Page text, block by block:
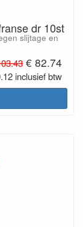
dr 10st
slijtage en
€ 82.74
inclusief btw